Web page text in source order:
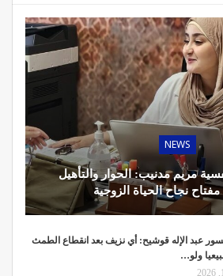
NEWS
مريم مدنيب: الحوار والتأهيل
نجاح الحياة الزوجية
عبد الإله قوشيح: أي نزيف بعد انقطاع الطمث
ولو…